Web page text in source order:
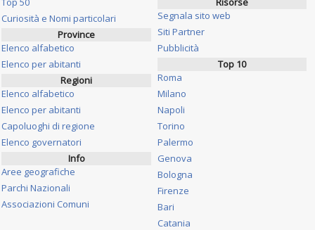
Curiosità e Nomi particolari
Province
Elenco alfabetico
Elenco per abitanti
Regioni
Elenco alfabetico
Elenco per abitanti
Capoluoghi di regione
Elenco governatori
Info
Aree geografiche
Parchi Nazionali
Associazioni Comuni
Segnala sito web
Siti Partner
Pubblicità
Top 10
Roma
Milano
Napoli
Torino
Palermo
Genova
Bologna
Firenze
Bari
Catania